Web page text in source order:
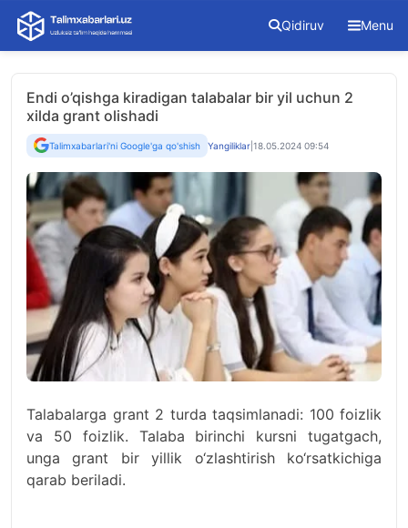
Skip
content
Qidiruv Menu
Endi o’qishga kiradigan talabalar bir yil uchun 2
xilda grant olishadi
Talimxabarlari'ni Google'ga qo'shish Yangiliklar 18.05.2024 09:54
Talabalarga grant 2 turda taqsimlanadi: 100 foizlik
va 50 foizlik. Talaba birinchi kursni tugatgach,
unga grant bir yillik o‘zlashtirish ko‘rsatkichiga
qarab beriladi.